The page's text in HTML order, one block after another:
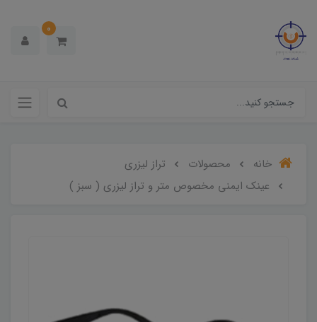
0
خانه محصولات
تراز لیزری
عینک ایمنی مخصوص متر و تراز لیزری ( سبز )